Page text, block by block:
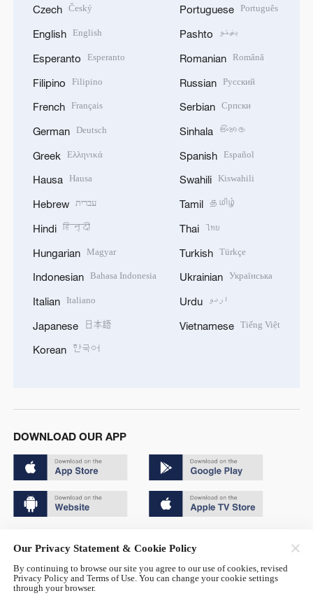
Czech Český
English English
Esperanto Esperanto
Filipino Filipino
French Français
German Deutsch
Greek Ελληνικά
Hausa Hausa
Hebrew עברית
Hindi हिन्दी
Hungarian Magyar
Indonesian Bahasa Indonesia
Italian Italiano
Japanese 日本語
Korean 한국어
Portuguese Português
Pashto پښتو
Romanian Română
Russian Русский
Serbian Српски
Sinhala සිංහල
Spanish Español
Swahili Kiswahili
Tamil தமிழ்
Thai ไทย
Turkish Türkçe
Ukrainian Українська
Urdu اردو
Vietnamese Tiếng Việt
DOWNLOAD OUR APP
京公网安备 11010502050052号
Our Privacy Statement & Cookie Policy
By continuing to browse our site you agree to our use of cookies, revised
Privacy Policy and Terms of Use. You can change your cookie settings
through your browser.